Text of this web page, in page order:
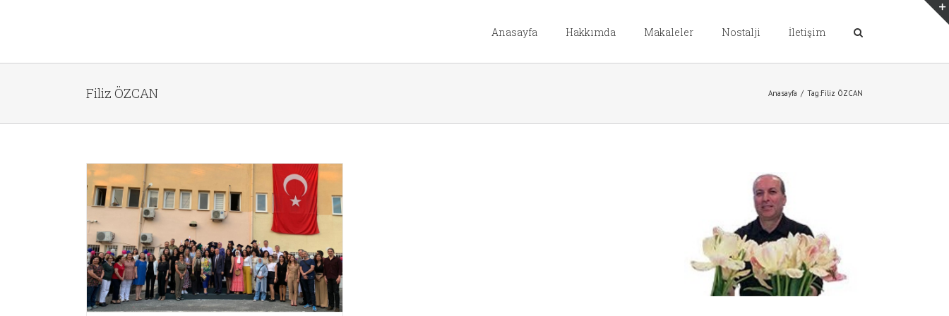
Anasayfa Hakkımda Makaleler Nostalji İletişim
Filiz ÖZCAN Anasayfa / Tag:Filiz ÖZCAN